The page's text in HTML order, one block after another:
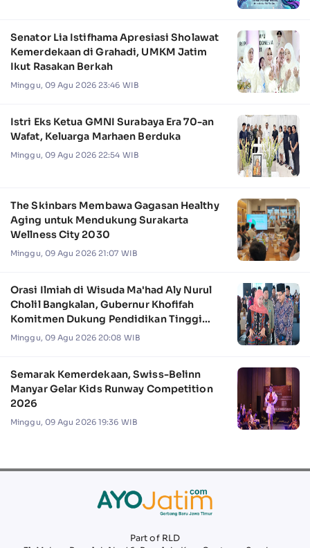
Senator Lia Istifhama Apresiasi Sholawat
Kemerdekaan di Grahadi, UMKM Jatim
Ikut Rasakan Berkah
Minggu, 09 Agu 2026 23:46 WIB
Istri Eks Ketua GMNI Surabaya Era 70-an
Wafat, Keluarga Marhaen Berduka
Minggu, 09 Agu 2026 22:54 WIB
The Skinbars Membawa Gagasan Healthy
Aging untuk Mendukung Surakarta
Wellness City 2030
Minggu, 09 Agu 2026 21:07 WIB
Orasi Ilmiah di Wisuda Ma'had Aly Nurul
Cholil Bangkalan, Gubernur Khofifah
Komitmen Dukung Pendidikan Tinggi
Keagamaan
Minggu, 09 Agu 2026 20:08 WIB
Semarak Kemerdekaan, Swiss-Belinn
Manyar Gelar Kids Runway Competition
2026
Minggu, 09 Agu 2026 19:36 WIB
Part of RLD